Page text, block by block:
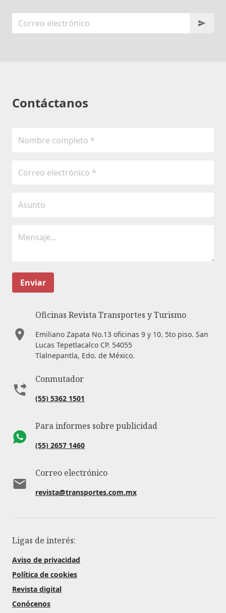
Contáctanos
Enviar
Oficinas Revista Transportes y Turismo
Emiliano Zapata No.13 oficinas 9 y 10. 5to piso. San
Lucas Tepetlacalco CP. 54055
Tlalnepantla, Edo. de México.
Conmutador
(55) 5362 1501
Para informes sobre publicidad
(55) 2657 1460
Correo electrónico
revista@transportes.com.mx
Ligas de interés:
Aviso de privacidad
Política de cookies
Revista digital
Conócenos